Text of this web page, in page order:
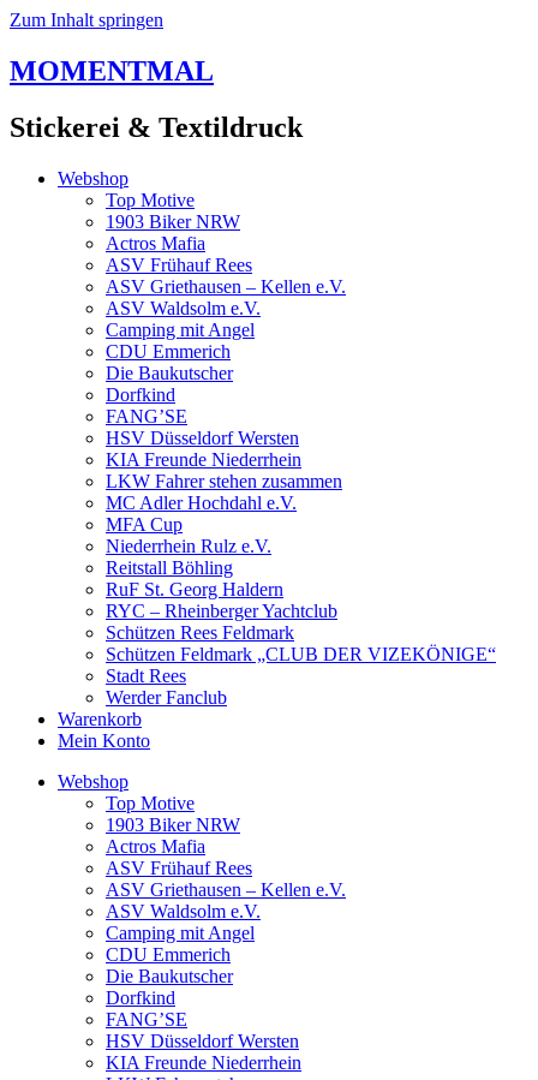
Zum Inhalt springen
MOMENTMAL
Stickerei & Textildruck
Webshop
Top Motive
1903 Biker NRW
Actros Mafia
ASV Frühauf Rees
ASV Griethausen – Kellen e.V.
ASV Waldsolm e.V.
Camping mit Angel
CDU Emmerich
Die Baukutscher
Dorfkind
FANG’SE
HSV Düsseldorf Wersten
KIA Freunde Niederrhein
LKW Fahrer stehen zusammen
MC Adler Hochdahl e.V.
MFA Cup
Niederrhein Rulz e.V.
Reitstall Böhling
RuF St. Georg Haldern
RYC – Rheinberger Yachtclub
Schützen Rees Feldmark
Schützen Feldmark „CLUB DER VIZEKÖNIGE“
Stadt Rees
Werder Fanclub
Warenkorb
Mein Konto
Webshop
Top Motive
1903 Biker NRW
Actros Mafia
ASV Frühauf Rees
ASV Griethausen – Kellen e.V.
ASV Waldsolm e.V.
Camping mit Angel
CDU Emmerich
Die Baukutscher
Dorfkind
FANG’SE
HSV Düsseldorf Wersten
KIA Freunde Niederrhein